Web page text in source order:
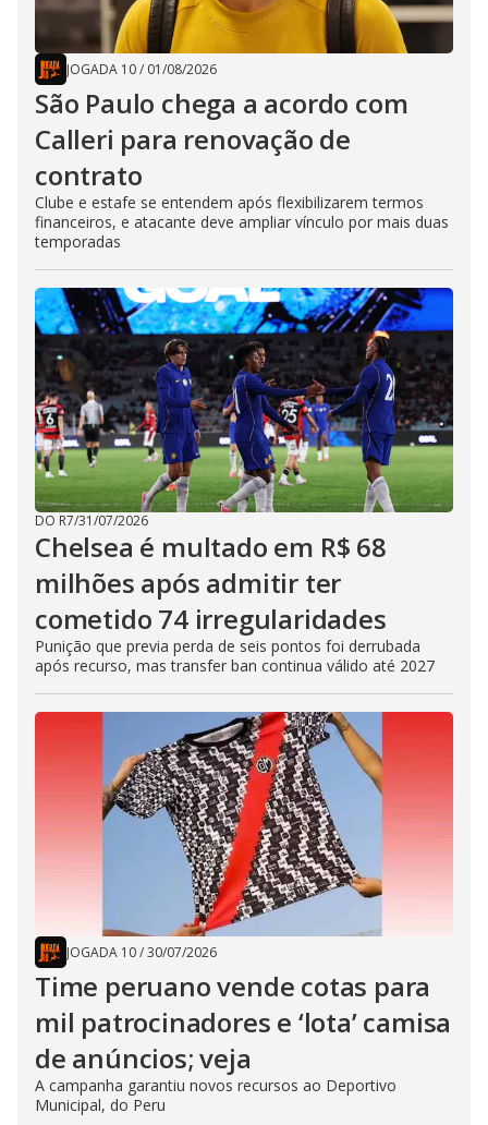
JOGADA 10/ 01/08/2026
São Paulo chega a acordo com
Calleri para renovação de
contrato
Clube e estafe se entendem após flexibilizarem termos
financeiros, e atacante deve ampliar vínculo por mais duas
temporadas
DO R7/31/07/2026
Chelsea é multado em R$ 68
milhões após admitir ter
cometido 74 irregularidades
Punição que previa perda de seis pontos foi derrubada
após recurso, mas transfer ban continua válido até 2027
JOGADA 10/30/07/2026
Time peruano vende cotas para
mil patrocinadores e ‘lota’ camisa
de anúncios; veja
A campanha garantiu novos recursos ao Deportivo
Municipal, do Peru